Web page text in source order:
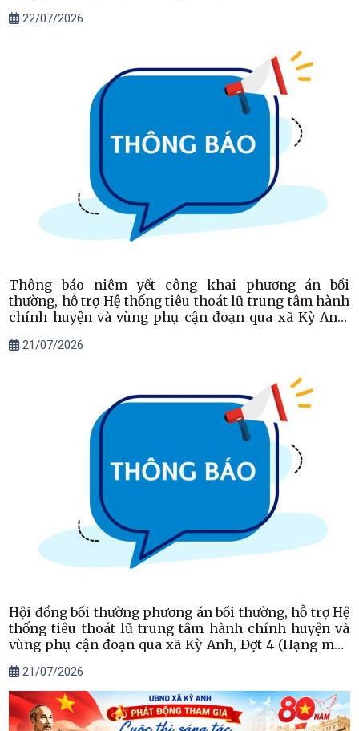
22/07/2026
Thông báo niêm yết công khai phương án bồi
thường, hỗ trợ Hệ thống tiêu thoát lũ trung tâm hành
chính huyện và vùng phụ cận đoạn qua xã Kỳ Anh,
21/07/2026
Hội đồng bồi thường phương án bồi thường, hỗ trợ Hệ
thống tiêu thoát lũ trung tâm hành chính huyện và
vùng phụ cận đoạn qua xã Kỳ Anh, Đợt 4 (Hạng mục
21/07/2026